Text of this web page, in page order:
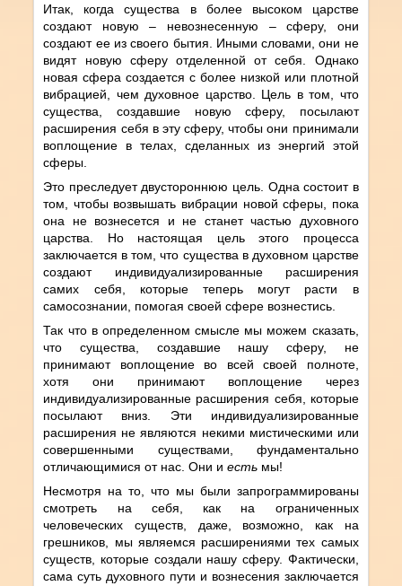
Итак, когда существа в более высоком царстве
создают новую – невознесенную – сферу, они
создают ее из своего бытия. Иными словами, они не
видят новую сферу отделенной от себя. Однако
новая сфера создается с более низкой или плотной
вибрацией, чем духовное царство. Цель в том, что
существа, создавшие новую сферу, посылают
расширения себя в эту сферу, чтобы они принимали
воплощение в телах, сделанных из энергий этой
сферы.
Это преследует двустороннюю цель. Одна состоит в
том, чтобы возвышать вибрации новой сферы, пока
она не вознесется и не станет частью духовного
царства. Но настоящая цель этого процесса
заключается в том, что существа в духовном царстве
создают индивидуализированные расширения
самих себя, которые теперь могут расти в
самосознании, помогая своей сфере вознестись.
Так что в определенном смысле мы можем сказать,
что существа, создавшие нашу сферу, не
принимают воплощение во всей своей полноте,
хотя они принимают воплощение через
индивидуализированные расширения себя, которые
посылают вниз. Эти индивидуализированные
расширения не являются некими мистическими или
совершенными существами, фундаментально
отличающимися от нас. Они иесть мы!
Несмотря на то, что мы были запрограммированы
смотреть на себя, как на ограниченных
человеческих существ, даже, возможно, как на
грешников, мы являемся расширениями тех самых
существ, которые создали нашу сферу. Фактически,
сама суть духовного пути и вознесения заключается